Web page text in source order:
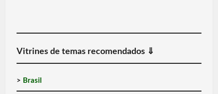
Vitrines de temas recomendados ⇓
> Brasil